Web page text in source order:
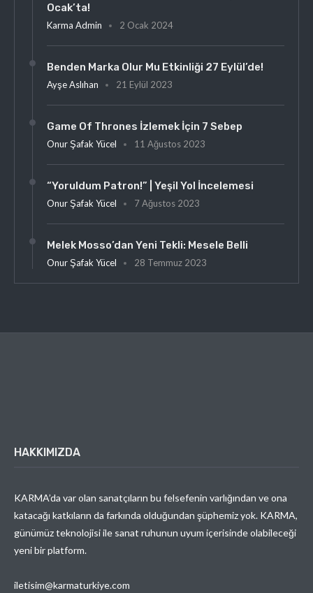
Ocak’ta!
Karma Admin 2 Ocak 2024
Benden Marka Olur Mu Etkinliği 27 Eylül’de!
Ayşe Aslıhan 21 Eylül 2023
Game Of Thrones İzlemek İçin 7 Sebep
Onur Şafak Yücel 11 Ağustos 2023
“Yoruldum Patron!” | Yeşil Yol İncelemesi
Onur Şafak Yücel 7 Ağustos 2023
Melek Mosso’dan Yeni Tekli: Mesele Belli
Onur Şafak Yücel 28 Temmuz 2023
HAKKIMIZDA
KARMA’da var olan sanatçıların bu felsefenin varlığından ve ona
katacağı katkıların da farkında olduğundan şüphemiz yok. KARMA,
günümüz teknolojisi ile sanat ruhunun uyum içerisinde olabileceği
yeni bir platform.
iletisim@karmaturkiye.com